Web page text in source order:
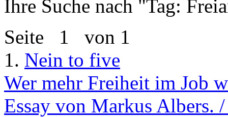
Ihre Suche nach "Tag:
Seite 1 von 1
1. Nein to five
Wer mehr Freiheit im Job
Essay von Markus Albers.